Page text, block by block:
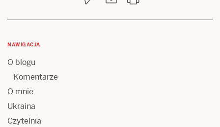
NAWIGACJA
O blogu
Komentarze
O mnie
Ukraina
Czytelnia